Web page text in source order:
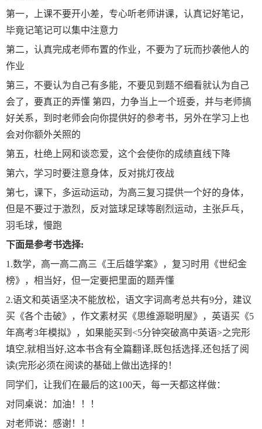
第一，上课不要开小差，专心听老师讲课，认真记好笔记，
毕竟记笔记可以集中注意力
第二，认真完成老师布置的作业，不要为了玩而抄袭他人的
作业
第三，不要认为自己有多能，不要见到题不细看就认为自己
会了，要真正的弄懂 第四，力争当上一个班委，并与老师搞
好关系，到时老师会向你提供好的参考书，另外在学习上也
会对你额外关照的
第五，杜绝上网和谈恋爱，这个会使你的成绩直线下降
第六，学习时要注意身体，反对挑灯夜战
第七，课下，多运动运动，为高三复习提供一个好的身体，
但是不要过于激烈，反对篮球足球等剧烈运动，主张乒乓，
羽毛球，慢跑
下面是参考书选择:
1.数学，高一高二高三《王后雄学案》，复习时用《世纪金
榜》，相当好，但一定要把里面的题弄懂
2.语文和英语坚决不能放松，语文字词高考总共有9分，建议
买《各个击破》，作文素材买《思维源聪明屋》，英语买《5
年高考3年模拟》，如果能买到<5分钟突破高中英语>之完形
填空,就相当好,这本书含有全篇翻译,既包括选择,还包括了阅
读(完形必须在阅读的基础上做出选择的！
同学们，让我们在最后的这100天，每一天都这样做：
对同桌说：加油！！！
对老师说：感谢！！